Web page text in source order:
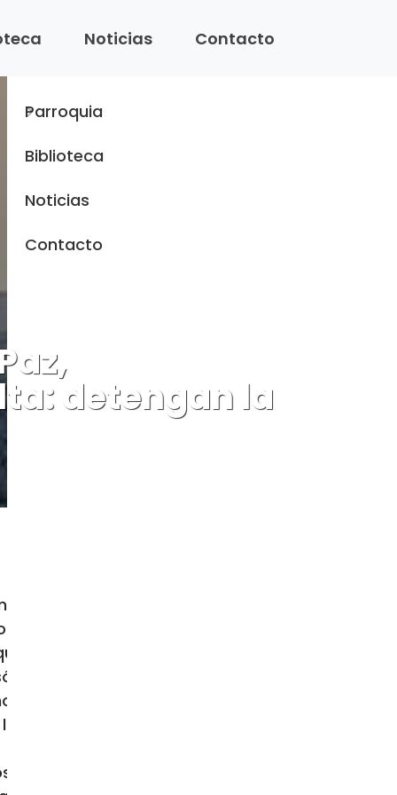
Noticias Contacto
detengan la
de rehenes por parte de Hamas,
liberar a los rehenes. Mientras
las operaciones militares cesen
en la equidad, lo que significa
del pueblo palestino a su propio
Paz”, que promueve el diálogo
que opera en Israel y que, ante
Parroquia
Biblioteca
Noticias
Contacto